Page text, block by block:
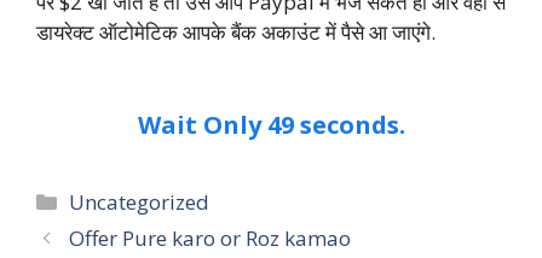
डायरेक्ट ऑटोमेटिक आपके बैंक अकाउंट में पैसे आ जाएंगे.
Wait Only 49 seconds.
Categories
Uncategorized
Offer Pure karo or Roz kamao